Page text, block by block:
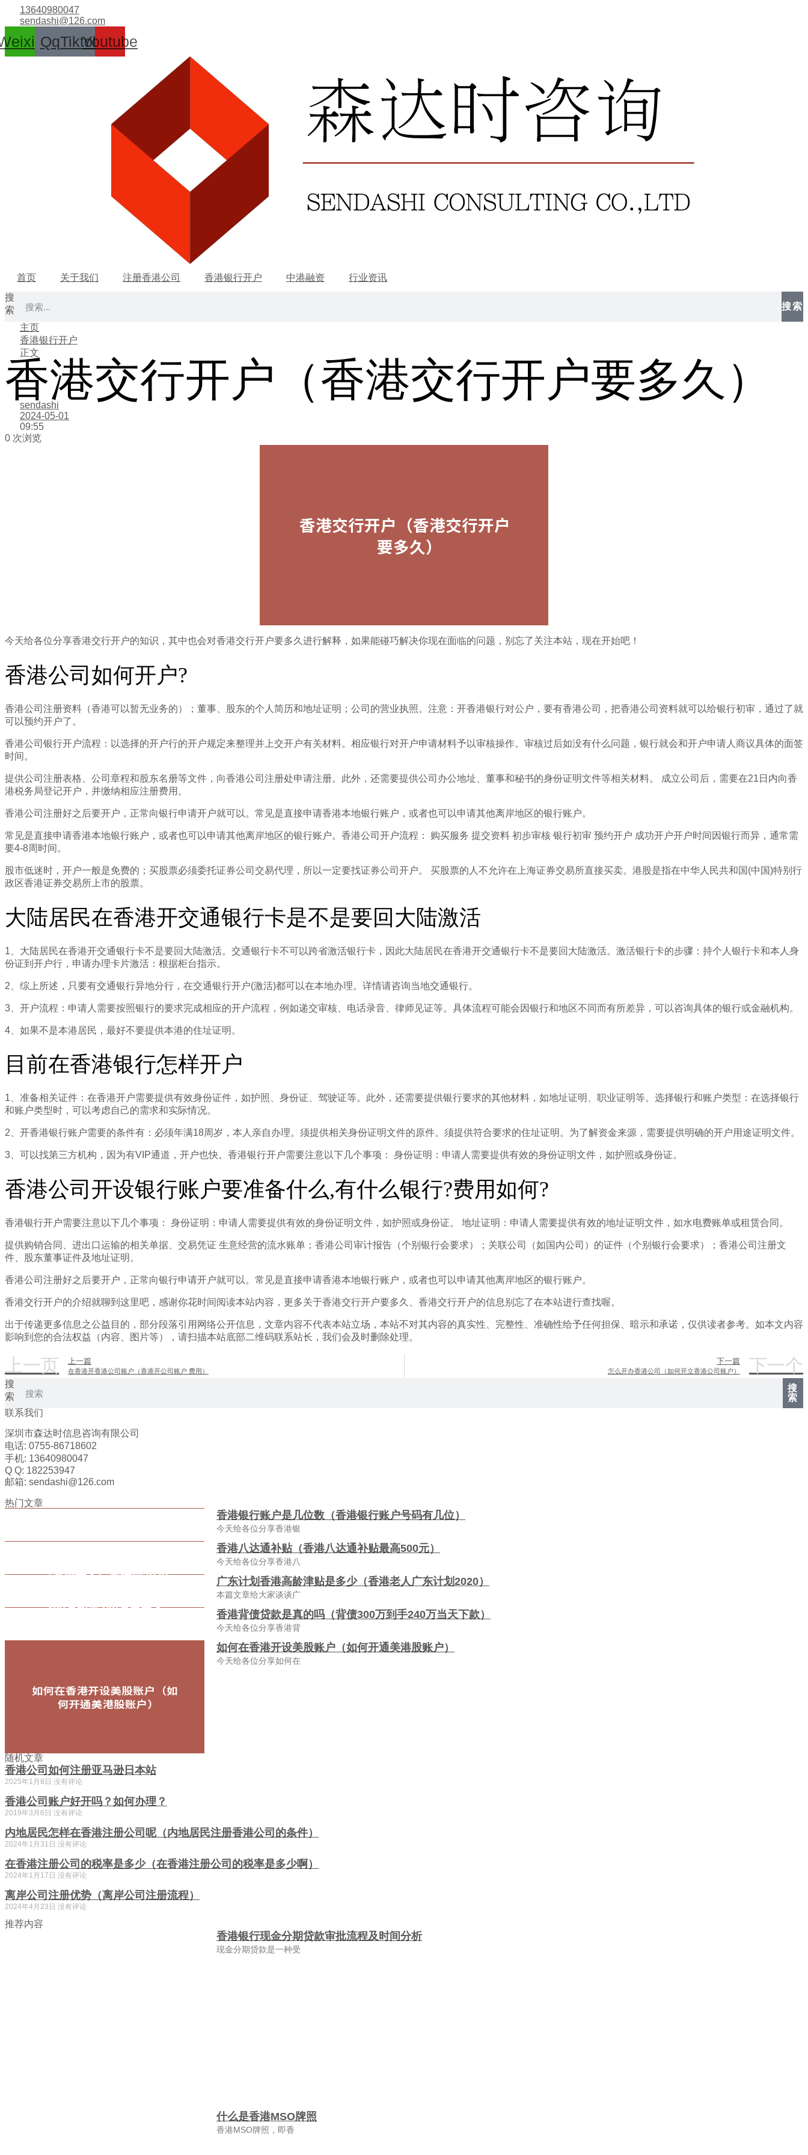
容
13640980047
sendashi@126.com
QqTiktokYoutube
首页 关于我们 注册香港公司 香港银行开户 中港融资
行业资讯
搜
索
搜索
主页
香港银行开户
正文
香港交行开户（香港交行开户要多久）
sendashi
2024-05-01
09:55
0 次浏览
今天给各位分享香港交行开户的知识，其中也会对香港交行开户要多久进行解释，如果能碰巧解决你现在面临的问题，别忘了关注本站，现在开始吧！
香港公司如何开户?
香港公司注册资料（香港可以暂无业务的）；董事、股东的个人简历和地址证明；公司的营业执照。注意：开香港银行对公户，要有香港公司，把香港公司资料就可以给银行初审，通过了就
可以预约开户了。
香港公司银行开户流程：以选择的开户行的开户规定来整理并上交开户有关材料。相应银行对开户申请材料予以审核操作。审核过后如没有什么问题，银行就会和开户申请人商议具体的面签
时间。
提供公司注册表格、公司章程和股东名册等文件，向香港公司注册处申请注册。此外，还需要提供公司办公地址、董事和秘书的身份证明文件等相关材料。 成立公司后，需要在21日内向香
港税务局登记开户，并缴纳相应注册费用。
香港公司注册好之后要开户，正常向银行申请开户就可以。常见是直接申请香港本地银行账户，或者也可以申请其他离岸地区的银行账户。
常见是直接申请香港本地银行账户，或者也可以申请其他离岸地区的银行账户。香港公司开户流程： 购买服务 提交资料 初步审核 银行初审 预约开户 成功开户开户时间因银行而异，通常需
要4-8周时间。
股市低迷时，开户一般是免费的；买股票必须委托证券公司交易代理，所以一定要找证券公司开户。 买股票的人不允许在上海证券交易所直接买卖。港股是指在中华人民共和国(中国)特别行
政区香港证券交易所上市的股票。
大陆居民在香港开交通银行卡是不是要回大陆激活
1、大陆居民在香港开交通银行卡不是要回大陆激活。交通银行卡不可以跨省激活银行卡，因此大陆居民在香港开交通银行卡不是要回大陆激活。激活银行卡的步骤：持个人银行卡和本人身
份证到开户行，申请办理卡片激活：根据柜台指示。
2、综上所述，只要有交通银行异地分行，在交通银行开户(激活)都可以在本地办理。详情请咨询当地交通银行。
3、开户流程：申请人需要按照银行的要求完成相应的开户流程，例如递交审核、电话录音、律师见证等。具体流程可能会因银行和地区不同而有所差异，可以咨询具体的银行或金融机构。
4、如果不是本港居民，最好不要提供本港的住址证明。
目前在香港银行怎样开户
1、准备相关证件：在香港开户需要提供有效身份证件，如护照、身份证、驾驶证等。此外，还需要提供银行要求的其他材料，如地址证明、职业证明等。选择银行和账户类型：在选择银行
和账户类型时，可以考虑自己的需求和实际情况。
2、开香港银行账户需要的条件有：必须年满18周岁，本人亲自办理。须提供相关身份证明文件的原件。须提供符合要求的住址证明。为了解资金来源，需要提供明确的开户用途证明文件。
3、可以找第三方机构，因为有VIP通道，开户也快。香港银行开户需要注意以下几个事项： 身份证明：申请人需要提供有效的身份证明文件，如护照或身份证。
香港公司开设银行账户要准备什么,有什么银行?费用如何?
香港银行开户需要注意以下几个事项： 身份证明：申请人需要提供有效的身份证明文件，如护照或身份证。 地址证明：申请人需要提供有效的地址证明文件，如水电费账单或租赁合同。
提供购销合同、进出口运输的相关单据、交易凭证 生意经营的流水账单；香港公司审计报告（个别银行会要求）；关联公司（如国内公司）的证件（个别银行会要求）；香港公司注册文
件、股东董事证件及地址证明。
香港公司注册好之后要开户，正常向银行申请开户就可以。常见是直接申请香港本地银行账户，或者也可以申请其他离岸地区的银行账户。
香港交行开户的介绍就聊到这里吧，感谢你花时间阅读本站内容，更多关于香港交行开户要多久、香港交行开户的信息别忘了在本站进行查找喔。
出于传递更多信息之公益目的，部分段落引用网络公开信息，文章内容不代表本站立场，本站不对其内容的真实性、完整性、准确性给予任何担保、暗示和承诺，仅供读者参考。如本文内容
影响到您的合法权益（内容、图片等），请扫描本站底部二维码联系站长，我们会及时删除处理。
上一页 上一篇
在香港开香港公司账户（香港开公司账户 费用）
下一篇
怎么开办香港公司（如何开立香港公司账户） 下一个
搜
索
搜
索
联系我们
深圳市森达时信息咨询有限公司
电话: 0755-86718602
手机: 13640980047
Q Q: 182253947
邮箱: sendashi@126.com
热门文章
香港银行账户是几位数（香港银行账户号码有几位）
今天给各位分享香港银
香港八达通补贴（香港八达通补贴最高500元）
今天给各位分享香港八
广东计划香港高龄津贴是多少（香港老人广东计划2020）
本篇文章给大家谈谈广
香港背债贷款是真的吗（背债300万到手240万当天下款）
今天给各位分享香港背
如何在香港开设美股账户（如何开通美港股账户）
今天给各位分享如何在
随机文章
香港公司如何注册亚马逊日本站
2025年1月8日 没有评论
香港公司账户好开吗？如何办理？
2019年3月6日 没有评论
内地居民怎样在香港注册公司呢（内地居民注册香港公司的条件）
2024年1月31日 没有评论
在香港注册公司的税率是多少（在香港注册公司的税率是多少啊）
2024年1月17日 没有评论
离岸公司注册优势（离岸公司注册流程）
2024年4月23日 没有评论
推荐内容
香港银行现金分期贷款审批流程及时间分析
现金分期贷款是一种受
什么是香港MSO牌照
香港MSO牌照，即香